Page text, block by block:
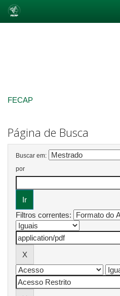
FECAP
Página de Busca
Buscar em:
por
Filtros correntes: